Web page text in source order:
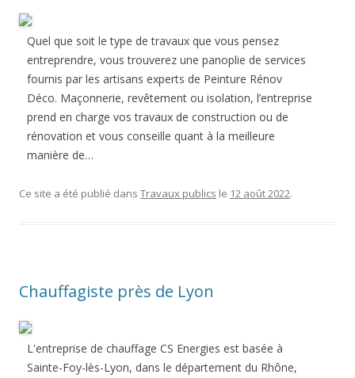
Quel que soit le type de travaux que vous pensez
entreprendre, vous trouverez une panoplie de services
fournis par les artisans experts de Peinture Rénov
Déco. Maçonnerie, revêtement ou isolation, l’entreprise
prend en charge vos travaux de construction ou de
rénovation et vous conseille quant à la meilleure
manière de…
Ce site a été publié dans Travaux publics le 12 août 2022.
Chauffagiste près de Lyon
L'entreprise de chauffage CS Energies est basée à
Sainte-Foy-lès-Lyon, dans le département du Rhône,